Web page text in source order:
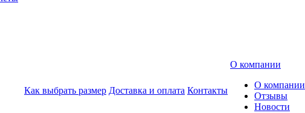
Как выбрать размер Доставка и оплата Контакты
О компании
О компании
Отзывы
Новости